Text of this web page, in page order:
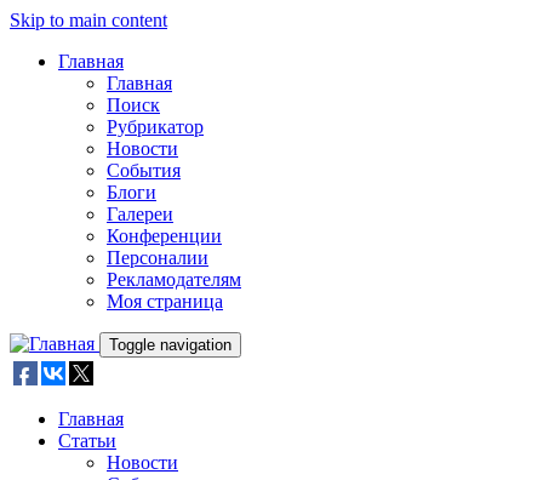
Skip to main content
Главная
Главная
Поиск
Рубрикатор
Новости
События
Блоги
Галереи
Конференции
Персоналии
Рекламодателям
Моя страница
Toggle navigation
Главная
Статьи
Новости